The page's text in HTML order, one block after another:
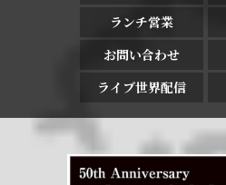
ランチ営業
お問い合わせ
ライブ世界配信